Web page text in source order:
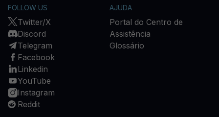
FOLLOW US
Twitter/X
Discord
Telegram
Facebook
Linkedin
YouTube
Instagram
Reddit
AJUDA
Portal do Centro de
Assistência
Glossário